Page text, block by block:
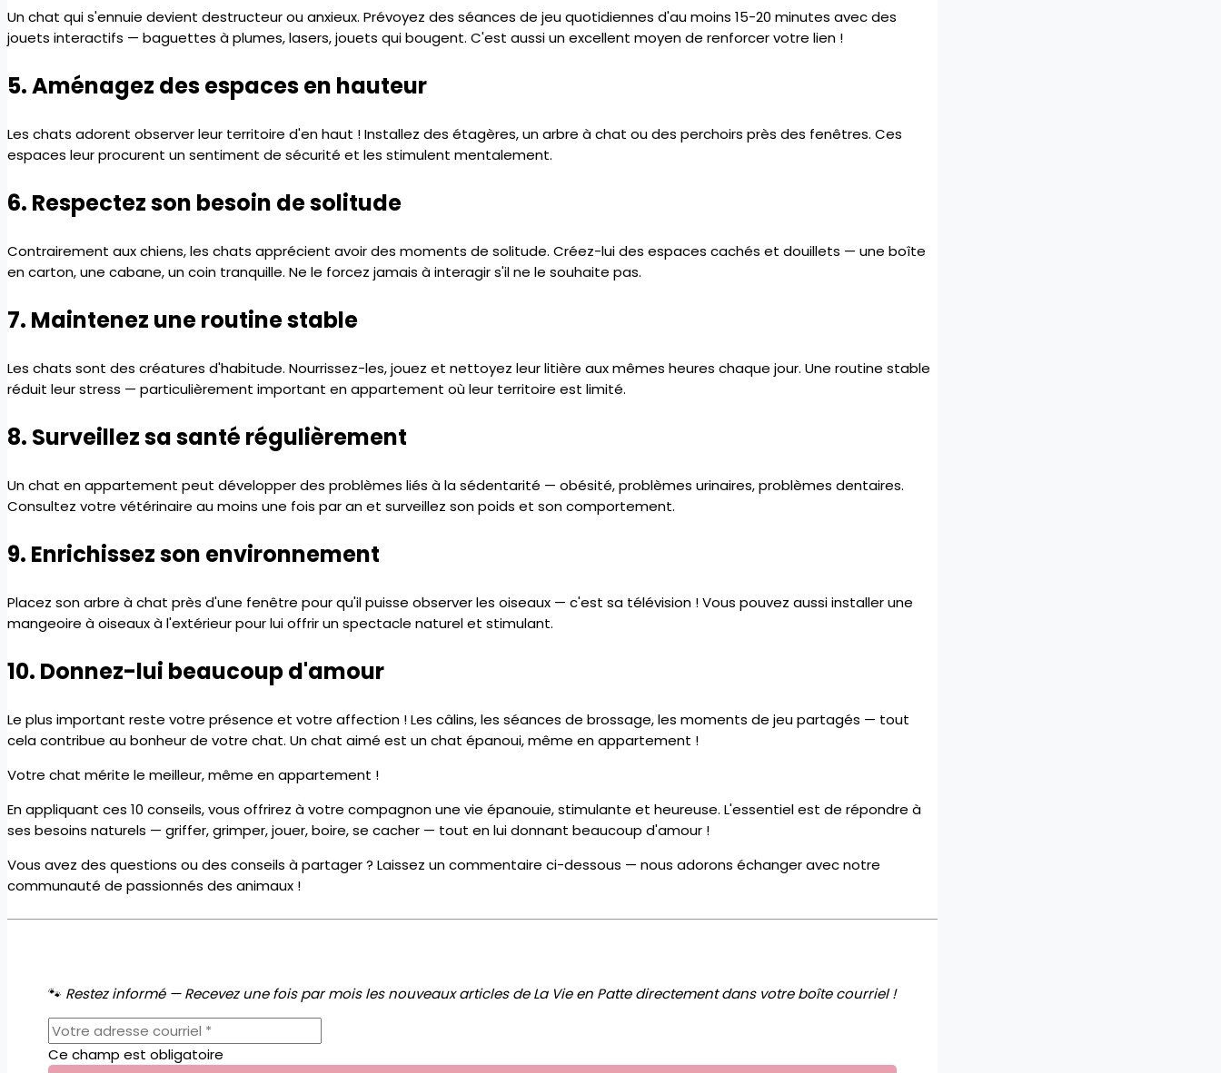
Un chat qui s'ennuie devient destructeur ou anxieux. Prévoyez des séances de jeu quotidiennes d'au moins 15-20 minutes avec des
jouets interactifs — baguettes à plumes, lasers, jouets qui bougent. C'est aussi un excellent moyen de renforcer votre lien !
5. Aménagez des espaces en hauteur
Les chats adorent observer leur territoire d'en haut ! Installez des étagères, un arbre à chat ou des perchoirs près des fenêtres. Ces
espaces leur procurent un sentiment de sécurité et les stimulent mentalement.
6. Respectez son besoin de solitude
Contrairement aux chiens, les chats apprécient avoir des moments de solitude. Créez-lui des espaces cachés et douillets — une boîte
en carton, une cabane, un coin tranquille. Ne le forcez jamais à interagir s'il ne le souhaite pas.
7. Maintenez une routine stable
Les chats sont des créatures d'habitude. Nourrissez-les, jouez et nettoyez leur litière aux mêmes heures chaque jour. Une routine stable
réduit leur stress — particulièrement important en appartement où leur territoire est limité.
8. Surveillez sa santé régulièrement
Un chat en appartement peut développer des problèmes liés à la sédentarité — obésité, problèmes urinaires, problèmes dentaires.
Consultez votre vétérinaire au moins une fois par an et surveillez son poids et son comportement.
9. Enrichissez son environnement
Placez son arbre à chat près d'une fenêtre pour qu'il puisse observer les oiseaux — c'est sa télévision ! Vous pouvez aussi installer une
mangeoire à oiseaux à l'extérieur pour lui offrir un spectacle naturel et stimulant.
10. Donnez-lui beaucoup d'amour
Le plus important reste votre présence et votre affection ! Les câlins, les séances de brossage, les moments de jeu partagés — tout
cela contribue au bonheur de votre chat. Un chat aimé est un chat épanoui, même en appartement !
Votre chat mérite le meilleur, même en appartement !
En appliquant ces 10 conseils, vous offrirez à votre compagnon une vie épanouie, stimulante et heureuse. L'essentiel est de répondre à
ses besoins naturels — griffer, grimper, jouer, boire, se cacher — tout en lui donnant beaucoup d'amour !
Vous avez des questions ou des conseils à partager ? Laissez un commentaire ci-dessous — nous adorons échanger avec notre
communauté de passionnés des animaux !
🐾 Restez informé — Recevez une fois par mois les nouveaux articles de La Vie en Patte directement dans votre boîte courriel !
Ce champ est obligatoire